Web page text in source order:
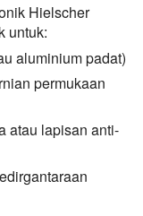
Hielscher
untuk:
aluminium padat)
permukaan
atau lapisan anti-